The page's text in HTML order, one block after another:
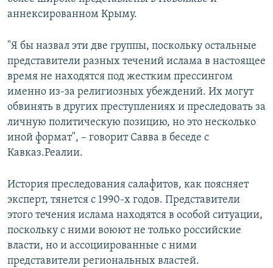
аннексированном Крыму.
"Я бы назвал эти две группы, поскольку остальные
представители разных течений ислама в настоящее
время не находятся под жестким прессингом
именно из-за религиозных убеждений. Их могут
обвинять в других преступлениях и преследовать за
личную политическую позицию, но это несколько
иной формат", – говорит Савва в беседе с
Кавказ.Реалии.
История преследования салафитов, как поясняет
эксперт, тянется с 1990-х годов. Представители
этого течения ислама находятся в особой ситуации,
поскольку с ними воюют не только российские
власти, но и ассоциированные с ними
представители региональных властей.